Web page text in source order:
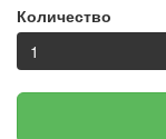
Количество